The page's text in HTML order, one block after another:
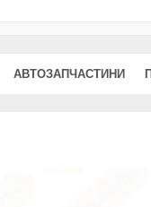
АВТОЗАПЧАСТИНИ